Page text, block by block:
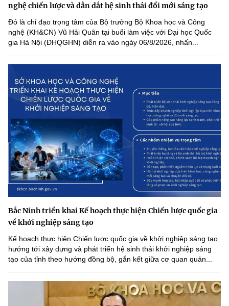
nghệ chiến lược và dẫn dắt hệ sinh thái đổi mới sáng tạo
Đó là chỉ đạo trọng tâm của Bộ trưởng Bộ Khoa học và Công
nghệ (KH&CN) Vũ Hải Quân tại buổi làm việc với Đại học Quốc
gia Hà Nội (ĐHQGHN) diễn ra vào ngày 06/8/2026, nhấn...
Bắc Ninh triển khai Kế hoạch thực hiện Chiến lược quốc gia
về khởi nghiệp sáng tạo
Kế hoạch thực hiện Chiến lược quốc gia về khởi nghiệp sáng tạo
hướng tới xây dựng và phát triển hệ sinh thái khởi nghiệp sáng
tạo của tỉnh theo hướng đồng bộ, gắn kết giữa cơ quan quản...